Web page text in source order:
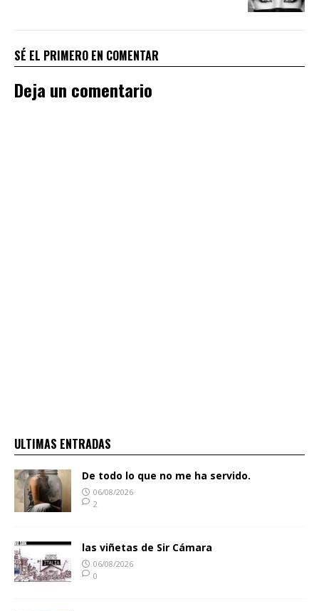
SÉ EL PRIMERO EN COMENTAR
Deja un comentario
ULTIMAS ENTRADAS
De todo lo que no me ha servido.
06/08/2026
2
las viñetas de Sir Cámara
06/08/2026
0